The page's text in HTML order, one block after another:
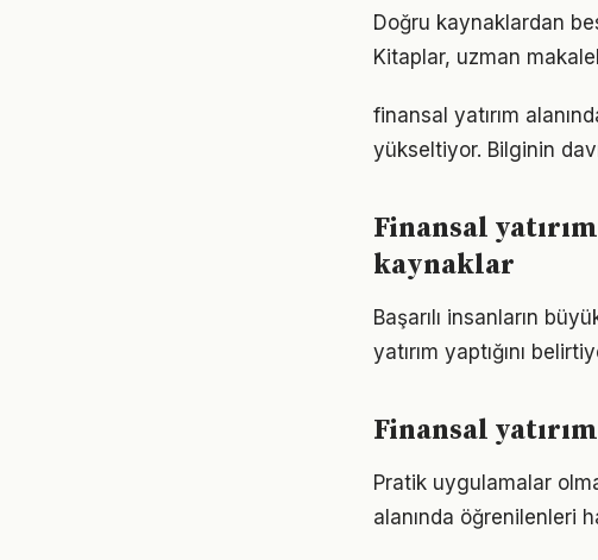
Doğru kaynaklardan
Kitaplar, uzman
finansal yatırım
yükseltiyor. Bilginin
Finansal
kaynaklar
Başarılı insanların
yatırım yaptığını
Finansal
Pratik uygulamalar
alanında öğrenilenleri